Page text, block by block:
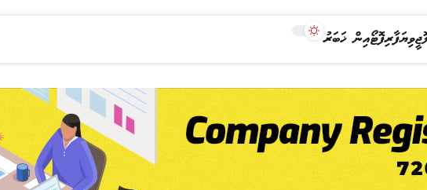
ވިޔަފާރިފޮޓޯއިން ޚަބަރު